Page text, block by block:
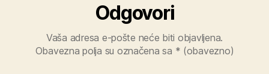
Odgovori
Vaša adresa e-pošte neće biti objavljena.
Obavezna polja su označena sa * (obavezno)